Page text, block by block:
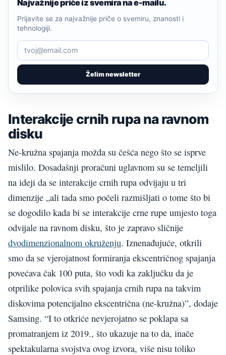
Najvažnije priče iz svemira na e-mailu.
Želim newsletter
Prijavite se za najvažnije priče o svemiru, znanosti i
tehnologiji.
Interakcije crnih rupa na ravnom
disku
Ne-kružna spajanja možda su češća nego što se isprve
mislilo. Dosadašnji proračuni uglavnom su se temeljili
na ideji da se interakcije crnih rupa odvijaju u tri
dimenzije „ali tada smo počeli razmišljati o tome što bi
se dogodilo kada bi se interakcije crne rupe umjesto toga
odvijale na ravnom disku, što je zapravo sličnije
dvodimenzionalnom okruženju. Iznenađujuće, otkrili
smo da se vjerojatnost formiranja ekscentričnog spajanja
povećava čak 100 puta, što vodi ka zaključku da je
otprilike polovica svih spajanja crnih rupa na takvim
diskovima potencijalno ekscentrična (ne-kružna)”, dodaje
Samsing. “I to otkriće nevjerojatno se poklapa sa
promatranjem iz 2019., što ukazuje na to da, inače
spektakularna svojstva ovog izvora, više nisu toliko